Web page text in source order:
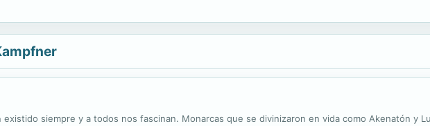
existido siempre y a todos nos fascinan. Monarcas que se divinizaron en vida como Akenatón y